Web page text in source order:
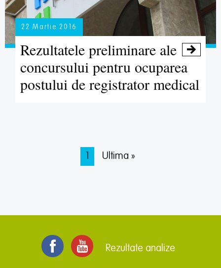
22 Martie 2016

Rezultatele preliminare ale
concursului pentru ocuparea
postului de registrator medical
Pagina curentă
1 Ultima pagină
Ultima »
Rezultate analize